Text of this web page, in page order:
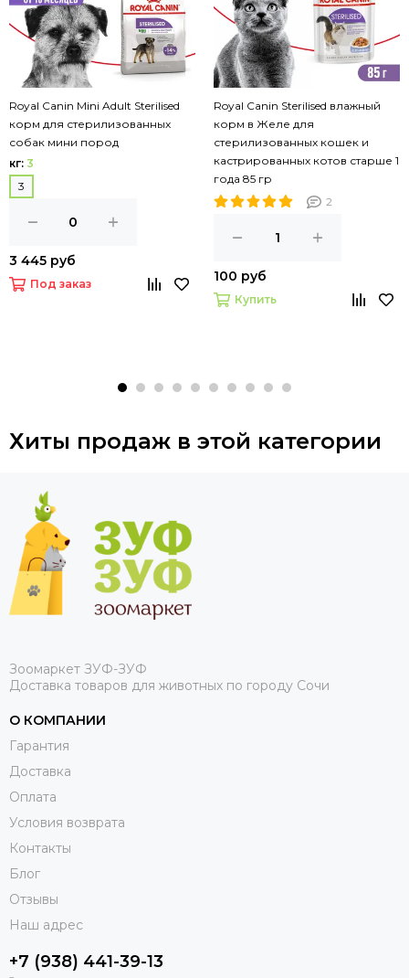
Royal Canin Mini Adult Sterilised
корм для стерилизованных
собак мини пород
кг: 3
3
3 445 руб
Под заказ
Royal Canin Sterilised влажный
корм в Желе для
стерилизованных кошек и
кастрированных котов старше 1
года 85 гр
2
100 руб
Купить
Хиты продаж в этой категории
Зоомаркет ЗУФ-ЗУФ
Доставка товаров для животных по городу Сочи
О КОМПАНИИ
Гарантия
Доставка
Оплата
Условия возврата
Контакты
Блог
Отзывы
Наш адрес
+7 (938) 441-39-13